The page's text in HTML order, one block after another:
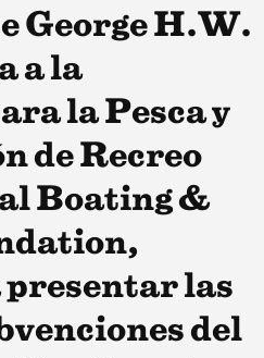
George H.W.
a la
la Pesca y
de Recreo
Boating &
las
del